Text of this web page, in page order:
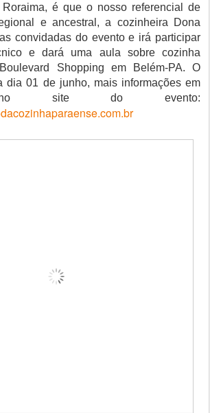
é que o nosso referencial de
e ancestral, a cozinheira Dona
convidadas do evento e irá participar
e dará uma aula sobre cozinha
Shopping em Belém-PA. O
dia 01 de junho, mais informações em
site do evento: